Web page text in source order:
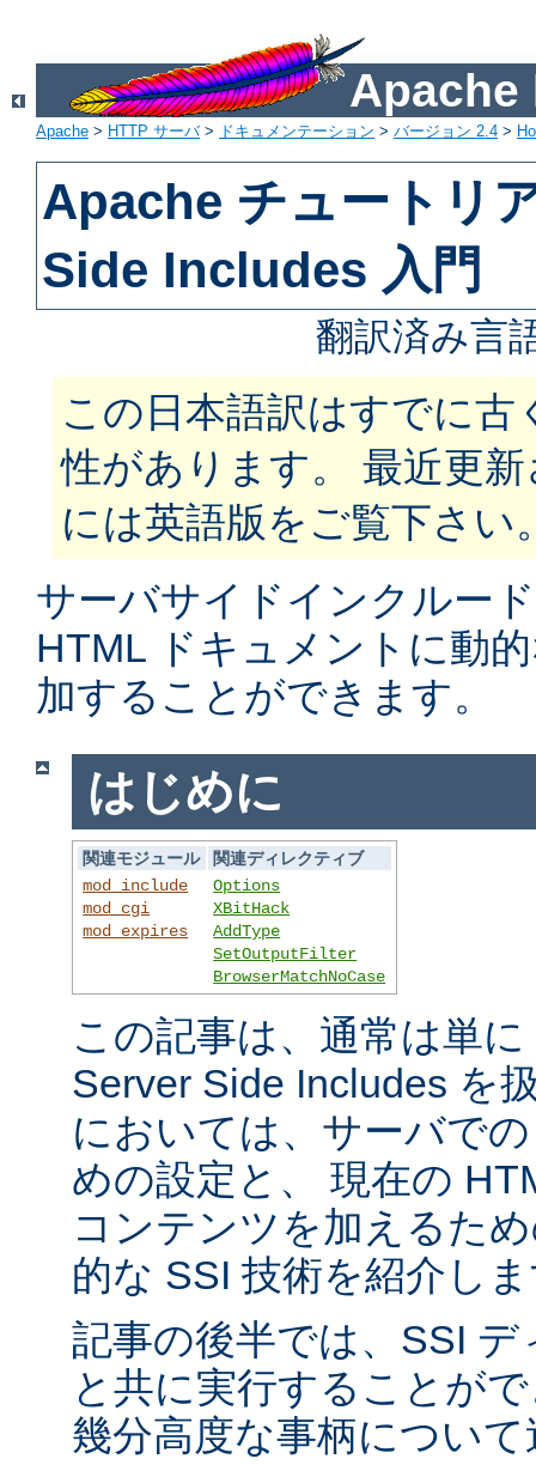
Apache
Apache > HTTP サーバ> ドキュメンテーション > バージョン 2.4 >
Apache チュートリ
Side Includes 入門
翻訳済み言
この日本語訳はすでに古
性があります。 最近更
には英語版をご覧下さい
サーバサイドインクルー
HTML ドキュメントに動
加することができます。
はじめに
関連モジュール
関連ディレクティブ
mod_include
mod_cgi
mod_expires
Options
XBitHack
AddType
SetOutputFilter
BrowserMatchNoCase
この記事は、通常は単
Server Side Includes を
においては、サーバで
めの設定と、 現在の
コンテンツを加えるた
的な SSI 技術を紹介し
記事の後半では、SSI
と共に実行することが
幾分高度な事柄につい